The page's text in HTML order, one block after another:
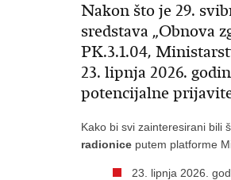
Nakon što je 29.
sredstava „Obnova
PK.3.1.04,
23. lipnja 2026.
potencijalne
Kako bi svi zainteresirani bili
radionice putem platforme
23. lipnja 2026.